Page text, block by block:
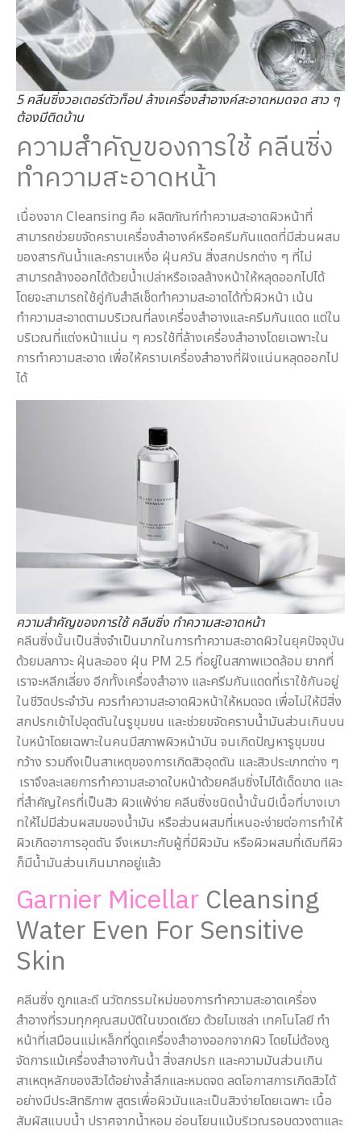
5 คลีนซิ่งวอเตอร์ตัวท็อป ล้างเครื่องสำอางค์สะอาดหมดจด สาว ๆ
ต้องมีติดบ้าน
ความสำคัญของการใช้ คลีนซิ่ง
ทำความสะอาดหน้า
เนื่องจาก Cleansing คือ ผลิตภัณฑ์ทำความสะอาดผิวหน้าที่
สามารถช่วยขจัดคราบเครื่องสำอางค์หรือครีมกันแดดที่มีส่วนผสม
ของสารกันน้ำและคราบเหงื่อ ฝุ่นควัน สิ่งสกปรกต่าง ๆ ที่ไม่
สามารถล้างออกได้ด้วยน้ำเปล่าหรือเจลล้างหน้าให้หลุดออกไปได้
โดยจะสามารถใช้คู่กับสำลีเช็ดทำความสะอาดได้ทั่วผิวหน้า เน้น
ทำความสะอาดตามบริเวณที่ลงเครื่องสำอางและครีมกันแดด แต่ใน
บริเวณที่แต่งหน้าแน่น ๆ ควรใช้ที่ล้างเครื่องสำอางโดยเฉพาะใน
การทำความสะอาด เพื่อให้คราบเครื่องสำอางที่ฝังแน่นหลุดออกไป
ได้
ความสำคัญของการใช้ คลีนซิ่ง ทำความสะอาดหน้า
คลีนซิ่งนั้นเป็นสิ่งจำเป็นมากในการทำความสะอาดผิวในยุคปัจจุบัน
ด้วยมลภาวะ ฝุ่นละออง ฝุ่น PM 2.5 ที่อยู่ในสภาพแวดล้อม ยากที่
เราจะหลีกเลี่ยง อีกทั้งเครื่องสำอาง และครีมกันแดดที่เราใช้กันอยู่
ในชีวิตประจำวัน ควรทำความสะอาดผิวหน้าให้หมดจด เพื่อไม่ให้มีสิ่ง
สกปรกเข้าไปอุดตันในรูขุมขน และช่วยขจัดคราบน้ำมันส่วนเกินบน
ใบหน้าโดยเฉพาะในคนมีสภาพผิวหน้ามัน จนเกิดปัญหารูขุมขน
กว้าง รวมถึงเป็นสาเหตุของการเกิดสิวอุดตัน และสิวประเภทต่าง ๆ
เราจึงละเลยการทำความสะอาดใบหน้าด้วยคลีนซิ่งไม่ได้เด็ดขาด และ
ที่สำคัญใครที่เป็นสิว ผิวแพ้ง่าย คลีนซิ่งชนิดน้ำนั้นมีเนื้อที่บางเบา
ทให้ไม่มีส่วนผสมของน้ำมัน หรือส่วนผสมที่เหนอะง่ายต่อการทำให้
ผิวเกิดอาการอุดตัน จึงเหมาะกับผู้ที่มีผิวมัน หรือผิวผสมที่เดิมทีผิว
ก็มีน้ำมันส่วนเกินมากอยู่แล้ว
Garnier MicellarCleansing
Water Even For Sensitive
Skin
คลีนซิ่ง ถูกและดี นวัตกรรมใหม่ของการทำความสะอาดเครื่อง
สำอางที่รวมทุกคุณสมบัติในขวดเดียว ด้วยไมเซล่า เทคโนโลยี ทำ
หน้าที่เสมือนแม่เหล็กที่ดูดเครื่องสำอางออกจากผิว โดยไม่ต้องถู
จัดการแม้เครื่องสำอางกันน้ำ สิ่งสกปรก และความมันส่วนเกิน
สาเหตุหลักของสิวได้อย่างล้ำลึกและหมดจด ลดโอกาสการเกิดสิวได้
อย่างมีประสิทธิภาพ สูตรเพื่อผิวมันและเป็นสิวง่ายโดยเฉพาะ เนื้อ
สัมผัสแบบน้ำ ปราศจากน้ำหอม อ่อนโยนแม้บริเวณรอบดวงตาและ